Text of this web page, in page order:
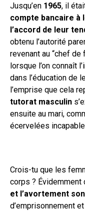
Jusqu’en 1965, il
compte bancaire à
l’accord de leur
obtenu l’autorité
revenant au “chef
lorsque l’on connaît
dans l’éducation de
l’emprise que cela
tutorat masculin
ensuite au mari,
écervelées
Crois-tu que les
corps ? Évidemment
et l’avortement
d’emprisonnement